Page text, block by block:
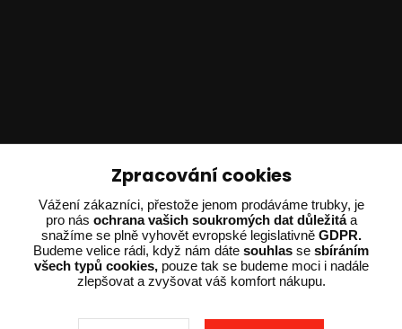
Ing. Adam Dvořák
+420 602 234 254
(Po-Pá 8:00 - 15:00)
potrebujiporadit@dvorak-karlik.cz
Zpracování cookies
Vážení zákazníci, přestože jenom prodáváme trubky, je
pro nás ochrana vašich soukromých dat důležitáa
snažíme se plně vyhovět evropské legislativně GDPR.
Budeme velice rádi, když nám dáte souhlas se sbíráním
všech typů cookies,pouze tak se budeme moci i nadále
zlepšovat a zvyšovat váš komfort nákupu.